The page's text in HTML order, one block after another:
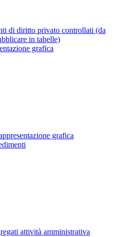
di diritto privato controllati (da
in tabelle)
grafica
grafica
attività amministrativa